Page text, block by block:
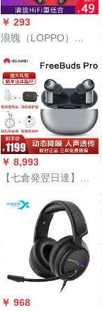
めに通用します。
￥ 293
浪魄（LOPPO）
ヤ半耳式運動ジグネ
ク型磁気吸收帯電話
Mivivoファァイエテ
ィoppo Att泛用【バー
ジプロ5.0 Bloth】
￥ 8,993
【七倉発翌日達】フ
ルートフリーバーズ
プロ真無線運動
Bluetoothアイヤーの
2つの耳スディオ半耳
通話noytog app泛用3
アイクリーム銀-無線
充電版
￥ 968